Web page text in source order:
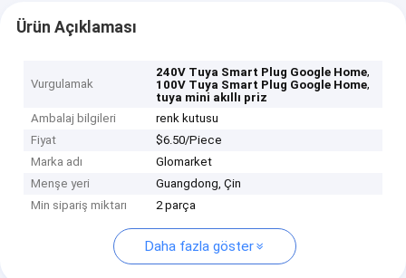
Ürün Açıklaması
Vurgulamak
240V Tuya Smart Plug Google Home,
100V Tuya Smart Plug Google Home,
tuya mini akıllı priz
Ambalaj bilgileri
renk kutusu
Fiyat
$6.50/Piece
Marka adı
Glomarket
Menşe yeri
Guangdong, Çin
Min sipariş miktarı
2 parça
Daha fazla göster